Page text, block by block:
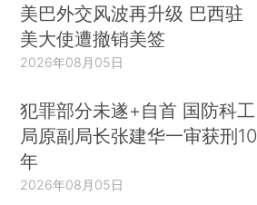
美巴外交风波再升级 巴西驻
美大使遭撤销美签
2026年08月05日
犯罪部分未遂+自首 国防科工
局原副局长张建华一审获刑10
年
2026年08月05日